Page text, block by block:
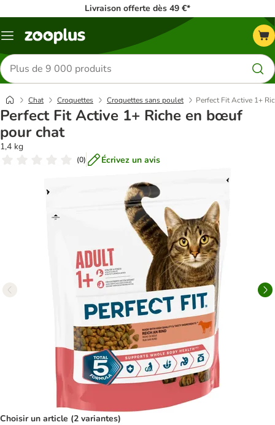
Livraison offerte dès 49 €*
Menu
Rechercher
des
produits
Chat Croquettes Croquettes sans poulet Perfect Fit Active 1+
Perfect Fit Active 1+ Riche en bœuf
pour chat
1,4 kg
(0) Écrivez un avis
Choisir un article (2 variantes)